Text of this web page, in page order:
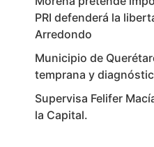
PRI defenderá la
Arredondo
Municipio de
temprana y
Supervisa Felifer
la Capital.